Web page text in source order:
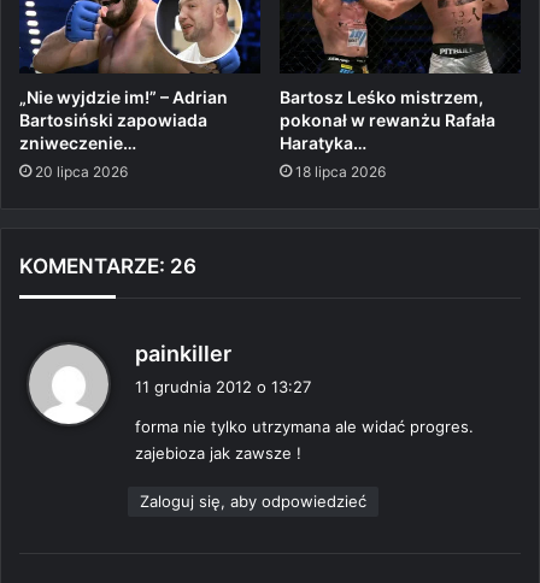
„Nie wyjdzie im!” – Adrian
Bartosiński zapowiada
zniweczenie…
20 lipca 2026
Bartosz Leśko mistrzem,
pokonał w rewanżu Rafała
Haratyka…
18 lipca 2026
KOMENTARZE: 26
painkiller
i
z
e
11 grudnia 2012 o 13:27
forma nie tylko utrzymana ale widać progres.
zajebioza jak zawsze !
Zaloguj się, aby odpowiedzieć